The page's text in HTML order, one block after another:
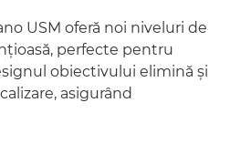
USM oferă noi niveluri de
perfecte pentru
obiectivului elimină şi
asigurând